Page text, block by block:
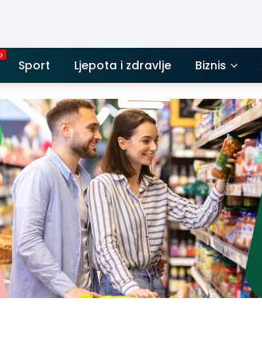
Sport Ljepota i zdravlje Biznis